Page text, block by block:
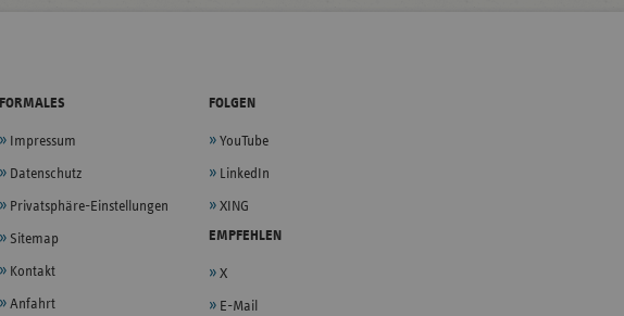
FORMALES
Impressum
Datenschutz
Privatsphäre-Einstellungen
Sitemap
Kontakt
Anfahrt
FOLGEN
YouTube
LinkedIn
XING
EMPFEHLEN
X
E-Mail